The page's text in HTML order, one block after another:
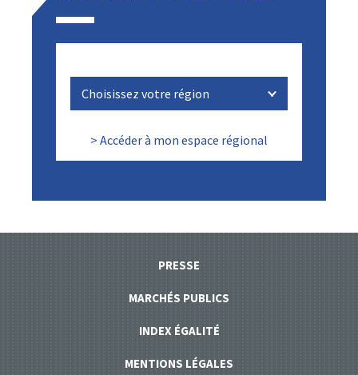
> Accéder à mon espace régional
PRESSE
MARCHÉS PUBLICS
INDEX ÉGALITÉ
MENTIONS LÉGALES